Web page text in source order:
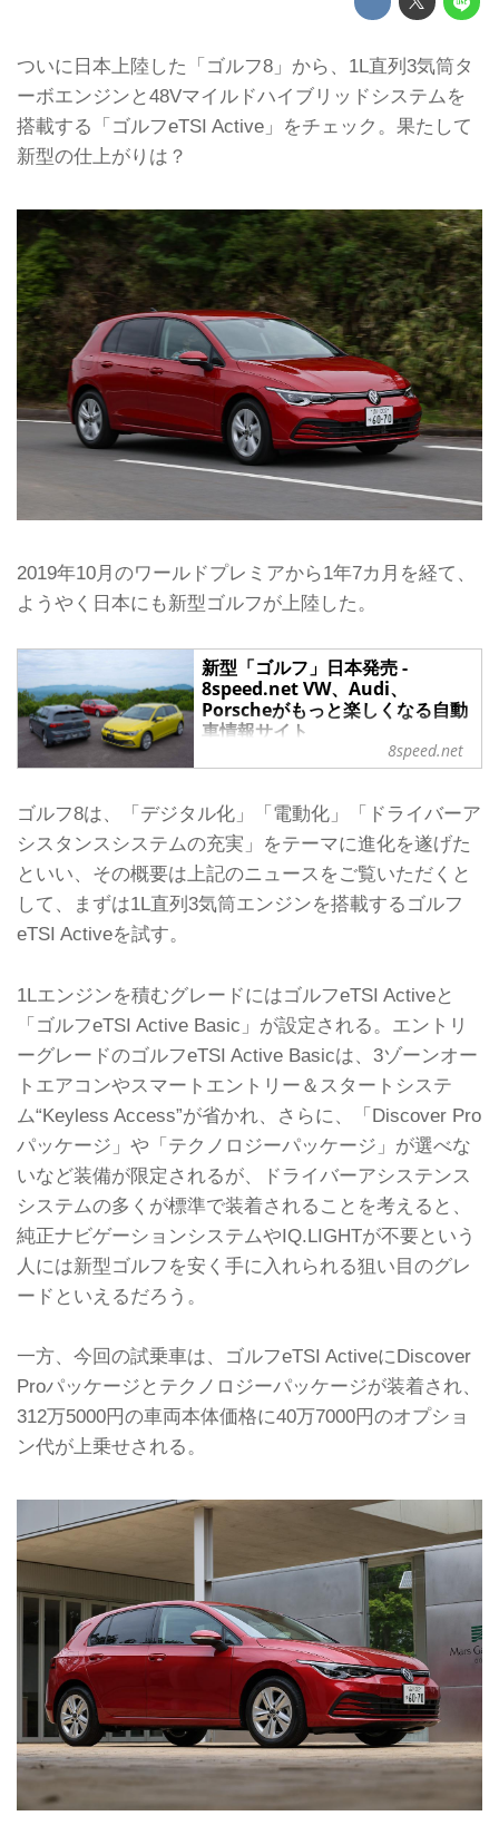
ついに日本上陸した「ゴルフ8」から、1L直列3気筒タ
ーボエンジンと48Vマイルドハイブリッドシステムを
搭載する「ゴルフeTSI Active」をチェック。果たして
新型の仕上がりは？
2019年10月のワールドプレミアから1年7カ月を経て、
ようやく日本にも新型ゴルフが上陸した。
新型「ゴルフ」日本発売 -
8speed.net VW、Audi、
Porscheがもっと楽しくなる自動
車情報サイト
2021年6月15日、フォルクスワーゲン
デルチェンジにより8代目となった
「ゴルフ」を日本で発売した。
1974年に登場し、以来、世界中で
3500万台以上が販売されたコンパクト
カーのベンチマークが、フルモデルチ
ェンジにより8代目に生まれ変わっ
ーゲン グループの横置きエンジン用プ
ラットフォーム「MQB」を採用する一
方、「デジタル化」「電動化」「ドラ
イバーアシスタンスシステムの充実」
を図ることで、進化を遂げている。
...
8speed.net
ゴルフ8は、「デジタル化」「電動化」「ドライバーア
シスタンスシステムの充実」をテーマに進化を遂げた
といい、その概要は上記のニュースをご覧いただくと
して、まずは1L直列3気筒エンジンを搭載するゴルフ
eTSI Activeを試す。
1Lエンジンを積むグレードにはゴルフeTSI Activeと
「ゴルフeTSI Active Basic」が設定される。エントリ
ーグレードのゴルフeTSI Active Basicは、3ゾーンオー
トエアコンやスマートエントリー＆スタートシステ
ム“Keyless Access”が省かれ、さらに、「Discover Pro
パッケージ」や「テクノロジーパッケージ」が選べな
いなど装備が限定されるが、ドライバーアシステンス
システムの多くが標準で装着されることを考えると、
純正ナビゲーションシステムやIQ.LIGHTが不要という
人には新型ゴルフを安く手に入れられる狙い目のグレ
ードといえるだろう。
一方、今回の試乗車は、ゴルフeTSI ActiveにDiscover
Proパッケージとテクノロジーパッケージが装着され、
312万5000円の車両本体価格に40万7000円のオプショ
ン代が上乗せされる。